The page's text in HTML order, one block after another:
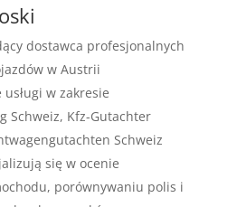
dostawca profesjonalnych
w Austrii
w zakresie
Schweiz, Kfz-Gutachter
Schweiz
się w ocenie
porównywaniu polis i